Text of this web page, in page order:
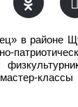
в районе